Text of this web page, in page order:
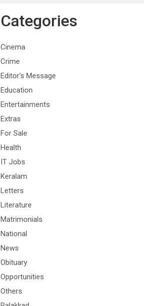
Categories
Cinema
Crime
Editor's Message
Education
Entertainments
Extras
For Sale
Health
IT Jobs
Keralam
Letters
Literature
Matrimonials
National
News
Obituary
Opportunities
Others